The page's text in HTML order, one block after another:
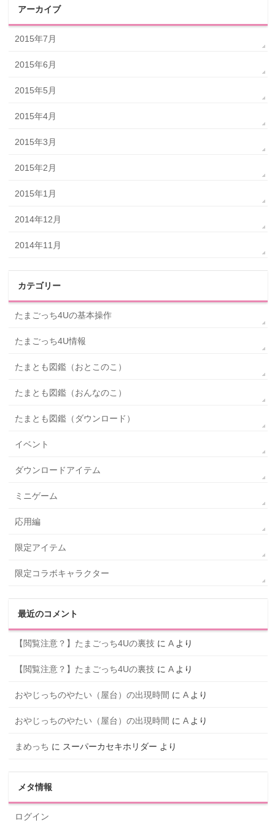
アーカイブ
2015年7月
2015年6月
2015年5月
2015年4月
2015年3月
2015年2月
2015年1月
2014年12月
2014年11月
カテゴリー
たまごっち4Uの基本操作
たまごっち4U情報
たまとも図鑑（おとこのこ）
たまとも図鑑（おんなのこ）
たまとも図鑑（ダウンロード）
イベント
ダウンロードアイテム
ミニゲーム
応用編
限定アイテム
限定コラボキャラクター
最近のコメント
【閲覧注意？】たまごっち4Uの裏技 にAより
【閲覧注意？】たまごっち4Uの裏技 にAより
おやじっちのやたい（屋台）の出現時間 にAより
おやじっちのやたい（屋台）の出現時間 にAより
まめっち に スーパーカセキホリダー より
メタ情報
ログイン